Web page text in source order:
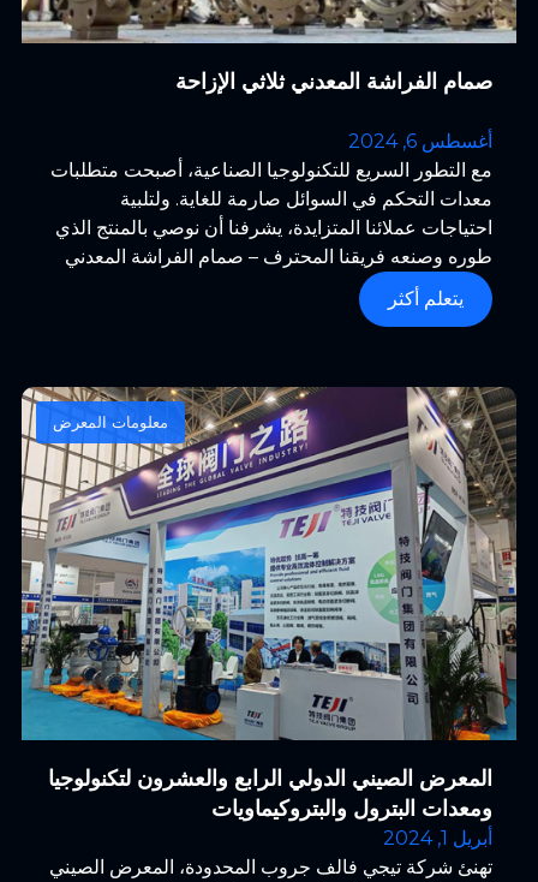
صمام الفراشة المعدني ثلاثي الإزاحة
أغسطس 6, 2024
مع التطور السريع للتكنولوجيا الصناعية، أصبحت متطلبات
معدات التحكم في السوائل صارمة للغاية. ولتلبية
احتياجات عملائنا المتزايدة، يشرفنا أن نوصي بالمنتج الذي
طوره وصنعه فريقنا المحترف – صمام الفراشة المعدني
ثلاثي الإزاحة.
يتعلم أكثر
معلومات المعرض
المعرض الصيني الدولي الرابع والعشرون لتكنولوجيا
ومعدات البترول والبتروكيماويات
أبريل 1, 2024
تهنئ شركة تيجي فالف جروب المحدودة، المعرض الصيني